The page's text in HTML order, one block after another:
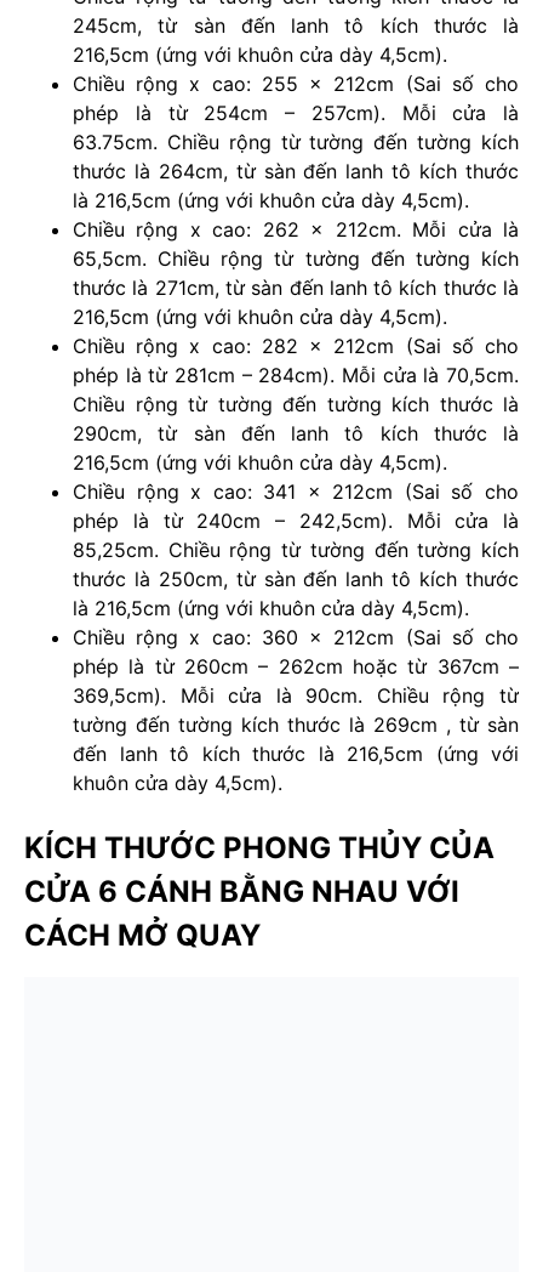
245cm, từ sàn đến lanh tô kích thước là
216,5cm (ứng với khuôn cửa dày 4,5cm).
Chiều rộng x cao: 255 x 212cm (Sai số cho
phép là từ 254cm – 257cm). Mỗi cửa là
63.75cm. Chiều rộng từ tường đến tường kích
thước là 264cm, từ sàn đến lanh tô kích thước
là 216,5cm (ứng với khuôn cửa dày 4,5cm).
Chiều rộng x cao: 262 x 212cm. Mỗi cửa là
65,5cm. Chiều rộng từ tường đến tường kích
thước là 271cm, từ sàn đến lanh tô kích thước là
216,5cm (ứng với khuôn cửa dày 4,5cm).
Chiều rộng x cao: 282 x 212cm (Sai số cho
phép là từ 281cm – 284cm). Mỗi cửa là 70,5cm.
Chiều rộng từ tường đến tường kích thước là
290cm, từ sàn đến lanh tô kích thước là
216,5cm (ứng với khuôn cửa dày 4,5cm).
Chiều rộng x cao: 341 x 212cm (Sai số cho
phép là từ 240cm – 242,5cm). Mỗi cửa là
85,25cm. Chiều rộng từ tường đến tường kích
thước là 250cm, từ sàn đến lanh tô kích thước
là 216,5cm (ứng với khuôn cửa dày 4,5cm).
Chiều rộng x cao: 360 x 212cm (Sai số cho
phép là từ 260cm – 262cm hoặc từ 367cm –
369,5cm). Mỗi cửa là 90cm. Chiều rộng từ
tường đến tường kích thước là 269cm , từ sàn
đến lanh tô kích thước là 216,5cm (ứng với
khuôn cửa dày 4,5cm).
KÍCH THƯỚC PHONG THỦY CỦA
CỬA 6 CÁNH BẰNG NHAU VỚI
CÁCH MỞ QUAY